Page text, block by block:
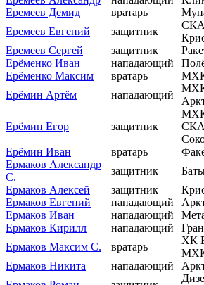
Еремеев Демид
вратарь
Еремеев Евгений
защитник
Еремеев Сергей
защитник
Ерёменко Иван
нападающий
Ерёменко Максим
вратарь
МХК
Ерёмин Артём
нападающий
МХК
Ерёмин Егор защитник
МХК
Ерёмин Иван
вратарь
Ермаков Александр
С.
защитник
Ермаков Алексей
защитник
Ермаков Евгений
нападающий
Ермаков Иван
нападающий
Ермаков Кирилл
нападающий
Ермаков Максим С.
вратарь
ХК
МХК
Ермаков Никита
нападающий